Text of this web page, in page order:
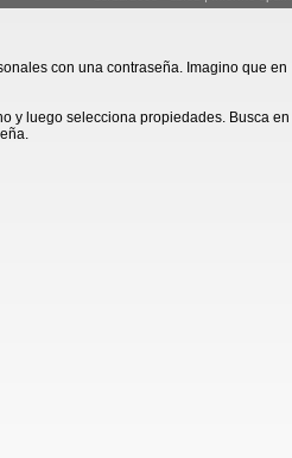
con una contraseña. Imagino que en
y luego selecciona propiedades. Busca en